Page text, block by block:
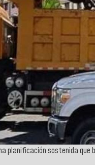
planificación sostenida que